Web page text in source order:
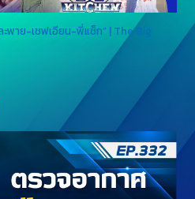
ะพาย-เชฟเอียน-พี่แซ็ก” | The Big